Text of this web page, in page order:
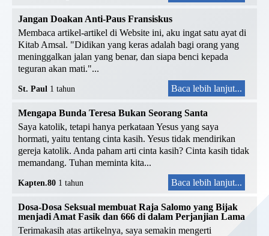
Jangan Doakan Anti-Paus Fransiskus
Membaca artikel-artikel di Website ini, aku ingat satu ayat di
Kitab Amsal. "Didikan yang keras adalah bagi orang yang
meninggalkan jalan yang benar, dan siapa benci kepada
teguran akan mati."...
St. Paul 1 tahun Baca lebih lanjut...
Mengapa Bunda Teresa Bukan Seorang Santa
Saya katolik, tetapi hanya perkataan Yesus yang saya
hormati, yaitu tentang cinta kasih. Yesus tidak mendirikan
gereja katolik. Anda paham arti cinta kasih? Cinta kasih tidak
memandang. Tuhan meminta kita...
Kapten.80 1 tahun Baca lebih lanjut...
Dosa-Dosa Seksual membuat Raja Salomo yang Bijak
menjadi Amat Fasik dan 666 di dalam Perjanjian Lama
Terimakasih atas artikelnya, saya semakin mengerti